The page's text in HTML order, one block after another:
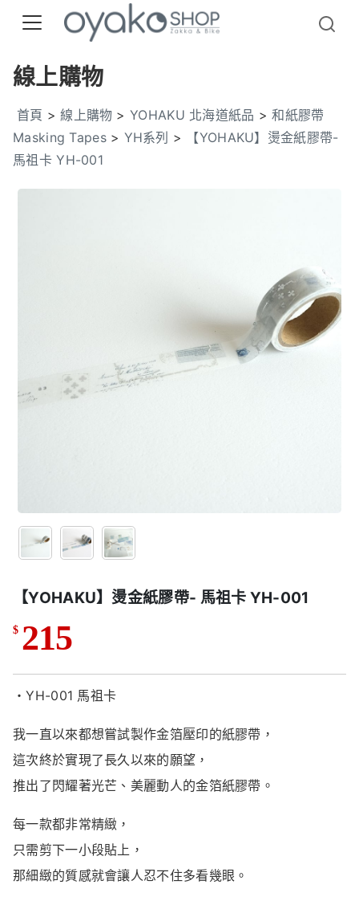
線上購物
首頁 >線上購物 >YOHAKU 北海道紙品 >和紙膠帶
Masking Tapes > YH系列 >
【YOHAKU】燙金紙膠帶-
馬祖卡 YH-001
【YOHAKU】燙金紙膠帶- 馬祖卡 YH-001
$ 215
・YH-001 馬祖卡
我一直以來都想嘗試製作金箔壓印的紙膠帶，
這次終於實現了長久以來的願望，
推出了閃耀著光芒、美麗動人的金箔紙膠帶。
每一款都非常精緻，
只需剪下一小段貼上，
那細緻的質感就會讓人忍不住多看幾眼。